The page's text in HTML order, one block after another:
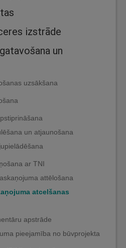
izstrāde
un
uzsākšana
un atjaunošana
ar TNI
attēlošana
atcelšanas
apstrāde
pieejamība no būvprojekta